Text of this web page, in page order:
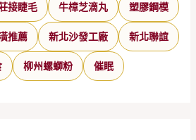
接睫毛 牛樟芝滴丸 塑膠鋼模
推薦 新北沙發工廠 新北聯誼
柳州螺螄粉 催眠